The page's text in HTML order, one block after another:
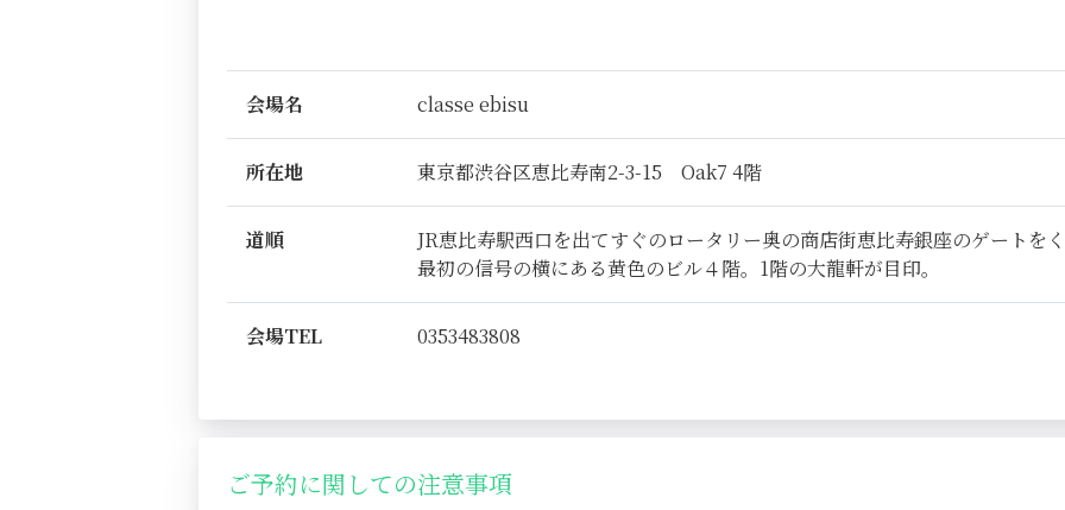
会場名 classe ebisu
所在地 東京都渋谷区恵比寿南2-3-15 Oak7 4階
道順
JR恵比寿駅西口を出てすぐのロータリー奥の商店街恵比寿銀座のゲートを
最初の信号の横にある黄色のビル４階。1階の大龍軒が目印。
会場TEL 0353483808
ご予約に関しての注意事項